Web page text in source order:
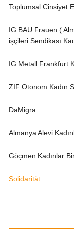
Toplumsal Cinsiyet
IG BAU Frauen (
işçileri Sendikası
IG Metall Frankfurt
ZIF Otonom Kadın
DaMigra
Almanya Alevi
Göçmen Kadınlar
Solidarität